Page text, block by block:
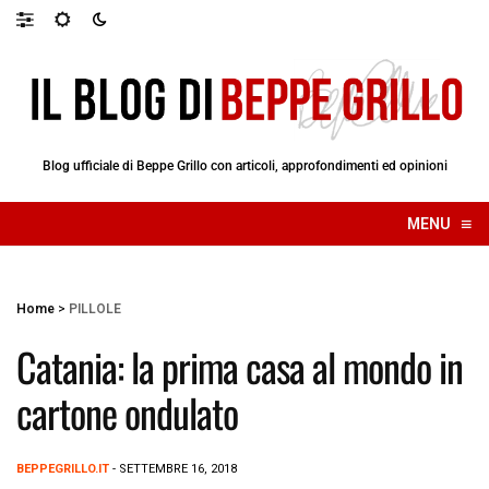
Blog ufficiale di Beppe Grillo con articoli, approfondimenti ed opinioni
MENU ≡
☰
Home > PILLOLE
Catania: la prima casa al mondo in
cartone ondulato
BEPPEGRILLO.IT - SETTEMBRE 16, 2018